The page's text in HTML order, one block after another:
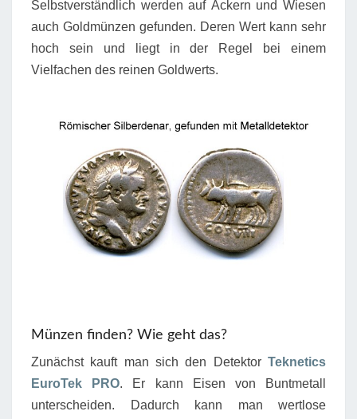
Selbstverständlich werden auf Äckern und Wiesen
auch Goldmünzen gefunden. Deren Wert kann sehr
hoch sein und liegt in der Regel bei einem
Vielfachen des reinen Goldwerts.
Münzen finden? Wie geht das?
Zunächst kauft man sich den Detektor Teknetics
EuroTek PRO. Er kann Eisen von Buntmetall
unterscheiden. Dadurch kann man wertlose